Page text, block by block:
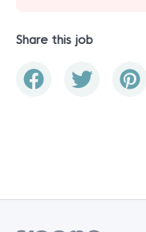
Share this job